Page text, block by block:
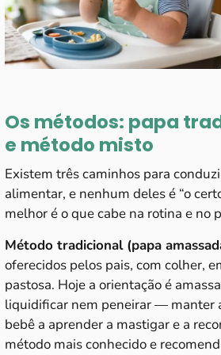
Os métodos: papa
e método misto
Existem três caminhos para
alimentar, e nenhum deles é “o
melhor é o que cabe na rotina e no
Método tradicional (papa
oferecidos pelos pais, com colher,
pastosa. Hoje a orientação é
liquidificar nem peneirar — manter
bebê a aprender a mastigar e a
método mais conhecido e